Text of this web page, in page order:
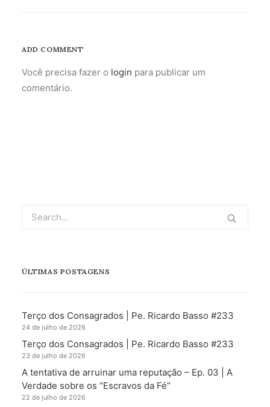
ADD COMMENT
Você precisa fazer o login para publicar um
comentário.
ÚLTIMAS POSTAGENS
Terço dos Consagrados | Pe. Ricardo Basso #233
24 de julho de 2026
Terço dos Consagrados | Pe. Ricardo Basso #233
23 de julho de 2026
A tentativa de arruinar uma reputação – Ep. 03 | A
Verdade sobre os “Escravos da Fé”
22 de julho de 2026